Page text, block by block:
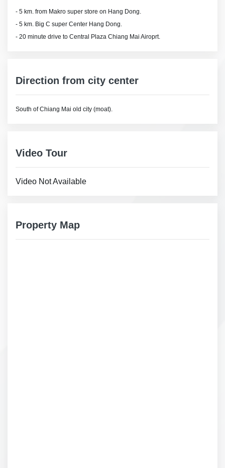
- 5 km. from Makro super store on Hang Dong.
- 5 km. Big C super Center Hang Dong.
- 20 minute drive to Central Plaza Chiang Mai Airoprt.
Direction from city center
South of Chiang Mai old city (moat).
Video Tour
Video Not Available
Property Map